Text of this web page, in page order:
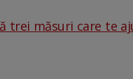
trei măsuri care te